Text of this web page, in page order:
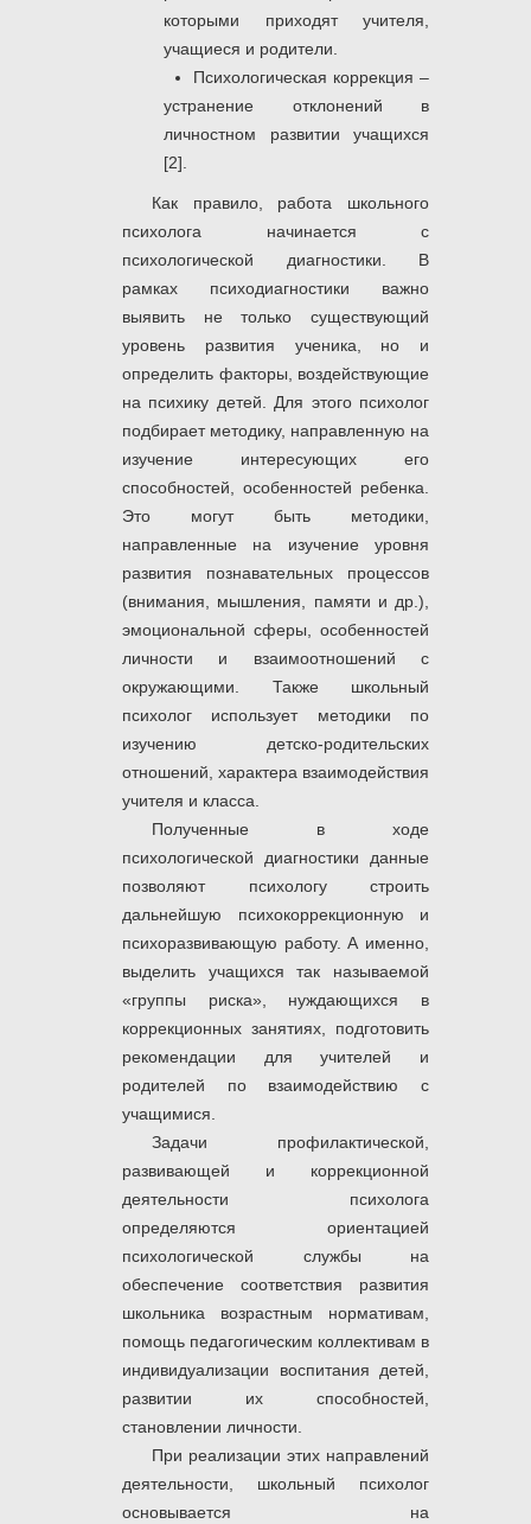
которыми приходят учителя,
учащиеся и родители.
Психологическая коррекция –
устранение отклонений в
личностном развитии учащихся
[2].
Как правило, работа школьного
психолога начинается с
психологической диагностики. В
рамках психодиагностики важно
выявить не только существующий
уровень развития ученика, но и
определить факторы, воздействующие
на психику детей. Для этого психолог
подбирает методику, направленную на
изучение интересующих его
способностей, особенностей ребенка.
Это могут быть методики,
направленные на изучение уровня
развития познавательных процессов
(внимания, мышления, памяти и др.),
эмоциональной сферы, особенностей
личности и взаимоотношений с
окружающими. Также школьный
психолог использует методики по
изучению детско-родительских
отношений, характера взаимодействия
учителя и класса.
Полученные в ходе
психологической диагностики данные
позволяют психологу строить
дальнейшую психокоррекционную и
психоразвивающую работу. А именно,
выделить учащихся так называемой
«группы риска», нуждающихся в
коррекционных занятиях, подготовить
рекомендации для учителей и
родителей по взаимодействию с
учащимися.
Задачи профилактической,
развивающей и коррекционной
деятельности психолога
определяются ориентацией
психологической службы на
обеспечение соответствия развития
школьника возрастным нормативам,
помощь педагогическим коллективам в
индивидуализации воспитания детей,
развитии их способностей,
становлении личности.
При реализации этих направлений
деятельности, школьный психолог
основывается на